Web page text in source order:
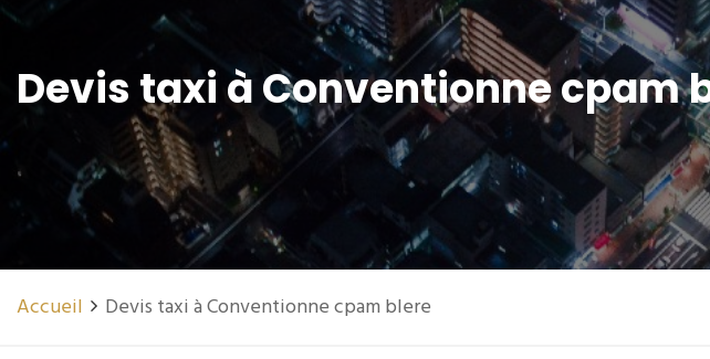
Devis taxi à Conventionne cpam
Accueil Devis taxi à Conventionne cpam blere